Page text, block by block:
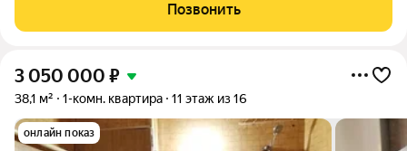
Позвонить
3 050 000 ₽
38,1 м² 1-комн. квартира 11 этаж из 16
онлайн показ